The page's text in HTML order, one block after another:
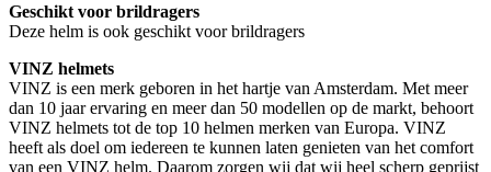
Geschikt voor brildragers
Deze helm is ook geschikt voor brildragers
VINZ helmets
VINZ is een merk geboren in het hartje van Amsterdam. Met meer
dan 10 jaar ervaring en meer dan 50 modellen op de markt, behoort
VINZ helmets tot de top 10 helmen merken van Europa. VINZ
heeft als doel om iedereen te kunnen laten genieten van het comfort
van een VINZ helm. Daarom zorgen wij dat wij heel scherp geprijst